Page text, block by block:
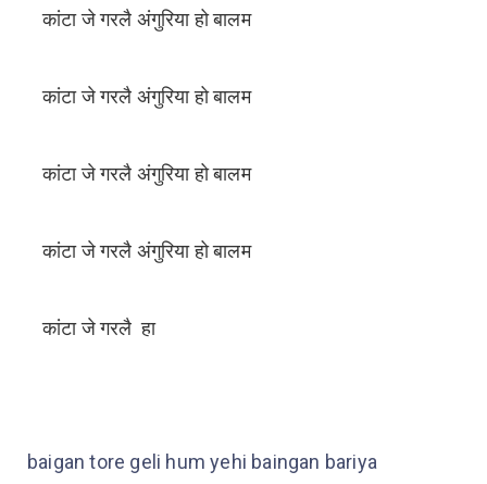
कांटा जे गरलै अंगुरिया हो बालम
कांटा जे गरलै अंगुरिया हो बालम
कांटा जे गरलै अंगुरिया हो बालम
कांटा जे गरलै अंगुरिया हो बालम
कांटा जे गरलै हा
baigan tore geli hum yehi baingan bariya